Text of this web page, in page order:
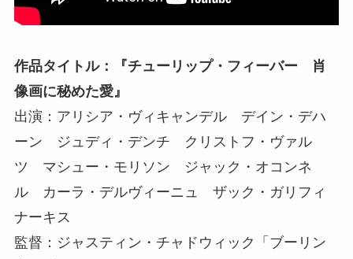
作品タイトル：『チューリップ・フィーバー 肖
像画に秘めた愛』
出演：アリシア・ヴィキャンデル デイン・デハ
ーン ジュディ・デンチ クリストフ・ヴァル
ツ マシュー・モリソン ジャック・オコンネ
ル カーラ・デルヴィーニュ ザック・ガリフィ
ナーキス
監督：ジャスティン・チャドウィック「ブーリン